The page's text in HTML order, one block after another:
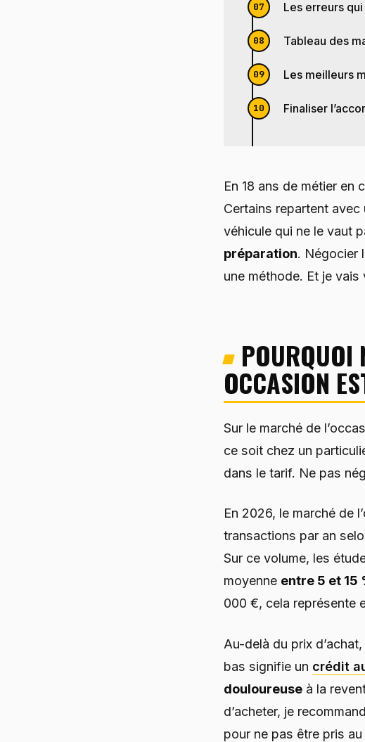
Les erreurs
Tableau des
Les meilleurs
Finaliser
En 18 ans de métier en
Certains repartent avec
véhicule qui ne le vaut
préparation. Négocier
une méthode. Et je
POURQUOI
OCCASION
Sur le marché de
ce soit chez un
dans le tarif. Ne pas
En 2026, le marché de
transactions par an
Sur ce volume, les
moyenne entre 5 et 15
000 €, cela représente
Au-delà du prix
bas signifie un crédit
douloureuseà la
d’acheter, je
pour ne pas être pris